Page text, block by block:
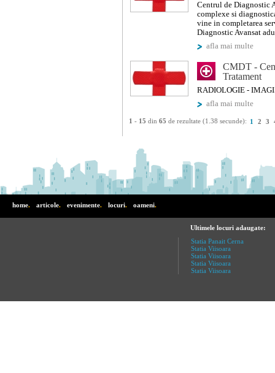
Centrul de Diagnostic
complexe si
vine in completarea
Diagnostic Avansat
afla mai multe
CMDT -
Tratament
RADIOLOGIE -
afla mai multe
1 - 15 din 65 de rezultate (1.38 secunde): 1 2 3
home. articole. evenimente. locuri. oameni.
Ultimele locuri adaugate:
Statia Panait Cerna
Statia Viisoara
Statia Viisoara
Statia Viisoara
Statia Viisoara